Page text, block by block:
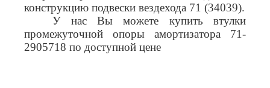
конструкцию подвески вездехода 71 (34039).
У нас Вы можете купить втулки
промежуточной опоры амортизатора 71-
2905718 по доступной цене